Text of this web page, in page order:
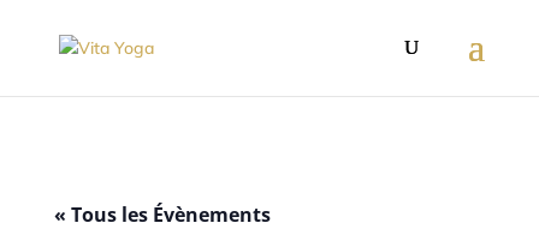
« Tous les Évènements